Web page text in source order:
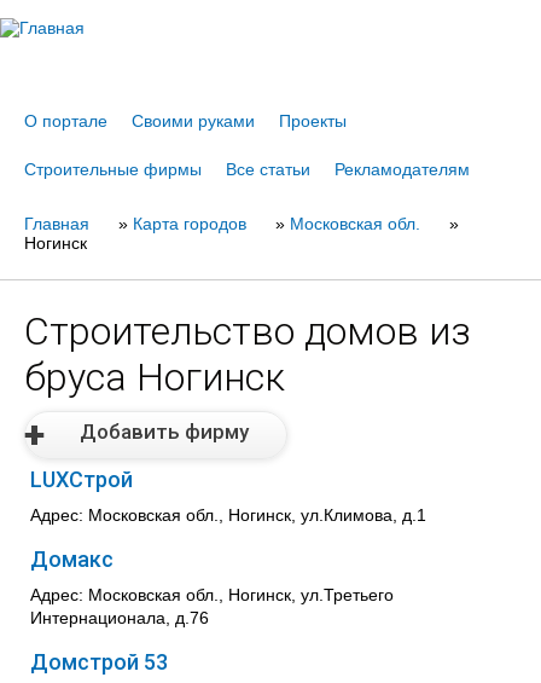
О портале Своими руками Проекты
Строительные фирмы Все статьи Рекламодателям
Вы
Главная » Карта городов » Московская обл.
»
Ногинск
Строительство домов из
бруса Ногинск
Добавить фирму
LUXСтрой
Адрес: Московская обл., Ногинск, ул.Климова, д.1
Домакс
Адрес: Московская обл., Ногинск, ул.Третьего
Интернационала, д.76
Домстрой 53